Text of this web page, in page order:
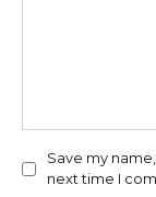
Save my
next time I